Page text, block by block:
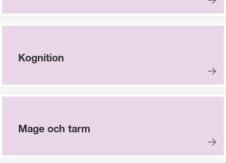
Kognition
Mage och tarm